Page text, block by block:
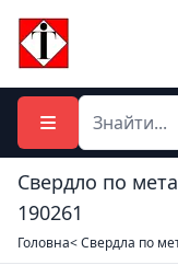
Свердло по
190261
Головна< Свердла по